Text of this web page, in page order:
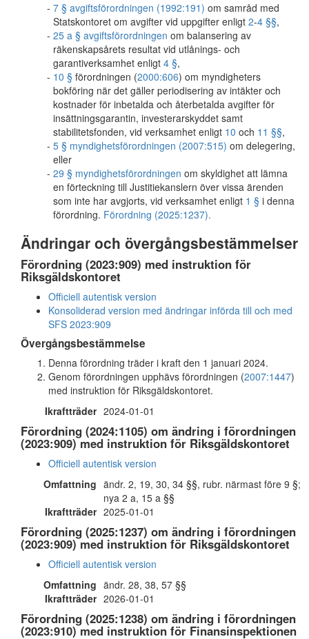
7 § avgiftsförordningen (1992:191) om samråd med
Statskontoret om avgifter vid uppgifter enligt 2-4 §§,
25 a § avgiftsförordningen om balansering av
räkenskapsårets resultat vid utlånings- och
garantiverksamhet enligt 4 §,
10 § förordningen (2000:606) om myndigheters
bokföring när det gäller periodisering av intäkter och
kostnader för inbetalda och återbetalda avgifter för
insättningsgarantin, investerarskyddet samt
stabilitetsfonden, vid verksamhet enligt 10 och 11 §§,
5 § myndighetsförordningen (2007:515) om delegering,
eller
29 § myndighetsförordningen om skyldighet att lämna
en förteckning till Justitiekanslern över vissa ärenden
som inte har avgjorts, vid verksamhet enligt 1 § i denna
förordning. Förordning (2025:1237).
Ändringar och övergångsbestämmelser
Förordning (2023:909) med instruktion för
Riksgäldskontoret
Officiell autentisk version
Konsoliderad version med ändringar införda till och med
SFS 2023:909
Övergångsbestämmelse
Denna förordning träder i kraft den 1 januari 2024.
Genom förordningen upphävs förordningen (2007:1447)
med instruktion för Riksgäldskontoret.
Ikraftträder 2024-01-01
Förordning (2024:1105) om ändring i förordningen
(2023:909) med instruktion för Riksgäldskontoret
Officiell autentisk version
Omfattning ändr. 2, 19, 30, 34 §§, rubr. närmast före 9 §;
nya 2 a, 15 a §§
Ikraftträder 2025-01-01
Förordning (2025:1237) om ändring i förordningen
(2023:909) med instruktion för Riksgäldskontoret
Officiell autentisk version
Omfattning ändr. 28, 38, 57 §§
Ikraftträder 2026-01-01
Förordning (2025:1238) om ändring i förordningen
(2023:910) med instruktion för Finansinspektionen